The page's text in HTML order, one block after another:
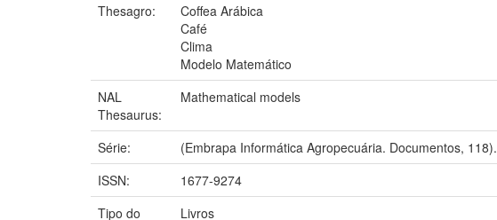
Thesagro:
Coffea Arábica
Café
Clima
Modelo Matemático
NAL
Thesaurus:
Mathematical models
Série:
(Embrapa Informática Agropecuária. Documentos, 118).
ISSN:
1677-9274
Tipo do
Livros